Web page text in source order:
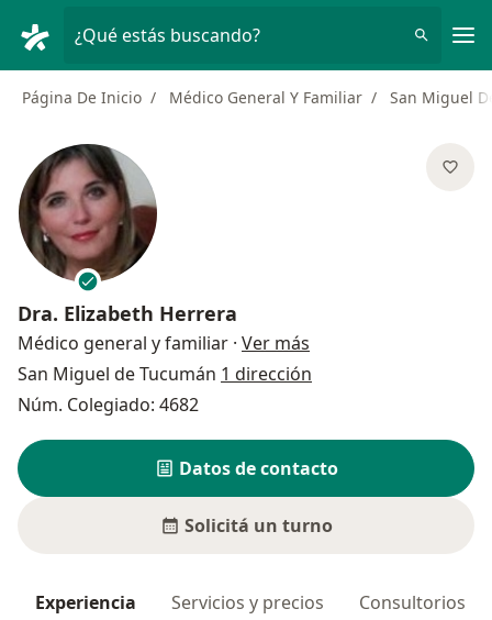
¿Qué estás buscando?
Página De Inicio Médico General Y Familiar San Miguel
Dra. Elizabeth Herrera
Médico general y familiar · Ver más
San Miguel de Tucumán 1 dirección
Núm. Colegiado: 4682
Datos de contacto
Solicitá un turno
Experiencia Servicios y precios Consultorios